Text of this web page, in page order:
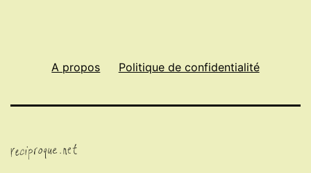
A propos Politique de confidentialité